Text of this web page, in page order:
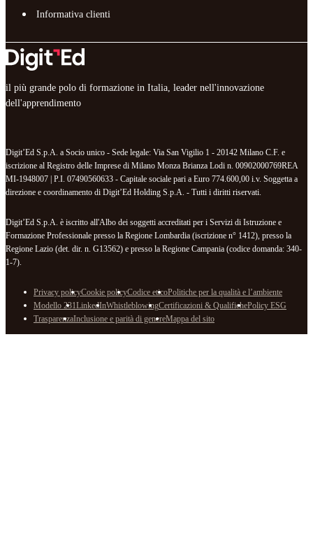
Informativa clienti
il più grande polo di formazione in Italia, leader nell'innovazione
dell'apprendimento
Digit’Ed S.p.A. a Socio unico - Sede legale: Via San Vigilio 1 - 20142 Milano C.F. e
iscrizione al Registro delle Imprese di Milano Monza Brianza Lodi n. 00902000769REA
MI-1948007 | P.I. 07490560633 - Capitale sociale pari a Euro 774.600,00 i.v. Soggetta a
direzione e coordinamento di Digit’Ed Holding S.p.A. - Tutti i diritti riservati.
Digit’Ed S.p.A. è iscritto all'Albo dei soggetti accreditati per i Servizi di Istruzione e
Formazione Professionale presso la Regione Lombardia (iscrizione n° 1412), presso la
Regione Lazio (det. dir. n. G13562) e presso la Regione Campania (codice domanda: 340-
1-7).
Privacy policyCookie policyCodice eticoPolitiche per la qualità e l’ambiente
Modello 231LinkedInWhistleblowingCertificazioni & QualifichePolicy ESG
TrasparenzaInclusione e parità di genereMappa del sito